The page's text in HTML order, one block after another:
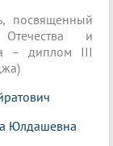
посвященный
и
– диплом III
Юлдашевна